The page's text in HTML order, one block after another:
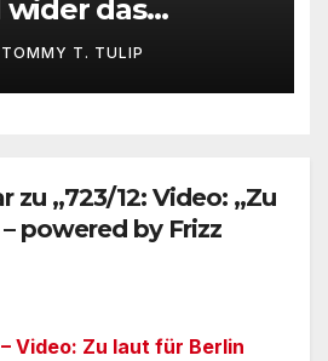
wider das
war mal
TOMMY T. TULIP
zu „723/12: Video: „Zu
powered by Frizz
Video: Zu laut für Berlin